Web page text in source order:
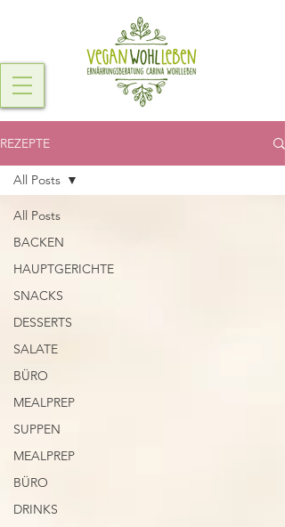
REZEPTE
All Posts
BACKEN
HAUPTGERICHTE
SNACKS
DESSERTS
SALATE
BÜRO
MEALPREP
SUPPEN
MEALPREP
BÜRO
DRINKS
All Posts